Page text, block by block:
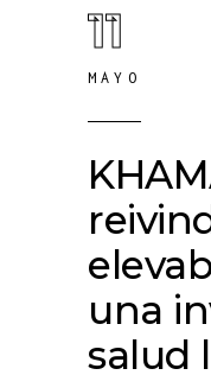
11
MAYO
una
salud